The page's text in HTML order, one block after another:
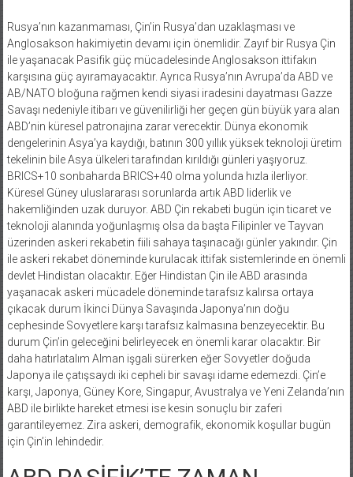
Rusya’nın kazanmaması, Çin’in Rusya’dan uzaklaşması ve
Anglosakson hakimiyetin devamı için önemlidir. Zayıf bir Rusya Çin
ile yaşanacak Pasifik güç mücadelesinde Anglosakson ittifakın
karşısına güç ayıramayacaktır. Ayrıca Rusya’nın Avrupa’da ABD ve
AB/NATO bloğuna rağmen kendi siyasi iradesini dayatması Gazze
Savaşı nedeniyle itibarı ve güvenilirliği her geçen gün büyük yara alan
ABD’nin küresel patronajına zarar verecektir. Dünya ekonomik
dengelerinin Asya’ya kaydığı, batının 300 yıllık yüksek teknoloji üretim
tekelinin bile Asya ülkeleri tarafından kırıldığı günleri yaşıyoruz.
BRICS+10 sonbaharda BRICS+40 olma yolunda hızla ilerliyor.
Küresel Güney uluslararası sorunlarda artık ABD liderlik ve
hakemliğinden uzak duruyor. ABD Çin rekabeti bugün için ticaret ve
teknoloji alanında yoğunlaşmış olsa da başta Filipinler ve Tayvan
üzerinden askeri rekabetin fiili sahaya taşınacağı günler yakındır. Çin
ile askeri rekabet döneminde kurulacak ittifak sistemlerinde en önemli
devlet Hindistan olacaktır. Eğer Hindistan Çin ile ABD arasında
yaşanacak askeri mücadele döneminde tarafsız kalırsa ortaya
çıkacak durum İkinci Dünya Savaşında Japonya’nın doğu
cephesinde Sovyetlere karşı tarafsız kalmasına benzeyecektir. Bu
durum Çin’in geleceğini belirleyecek en önemli karar olacaktır. Bir
daha hatırlatalım Alman işgali sürerken eğer Sovyetler doğuda
Japonya ile çatışsaydı iki cepheli bir savaşı idame edemezdi. Çin’e
karşı, Japonya, Güney Kore, Singapur, Avustralya ve Yeni Zelanda’nın
ABD ile birlikte hareket etmesi ise kesin sonuçlu bir zaferi
garantileyemez. Zira askeri, demografik, ekonomik koşullar bugün
için Çin’in lehindedir.